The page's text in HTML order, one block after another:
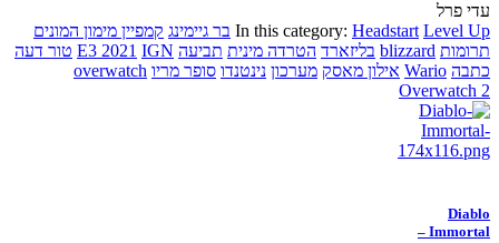
עדי פרל
In this category: Headstart Level Up בר גיימינג קמפיין מימון המונים
תרומות blizzard בליזארד הטרדה מינית תביעה E3 2021 IGN
טור דעה
כתבה Wario אילון מאסק מערכון נינטנדו סופר מריו overwatch
Overwatch 2
Diablo
Immortal –